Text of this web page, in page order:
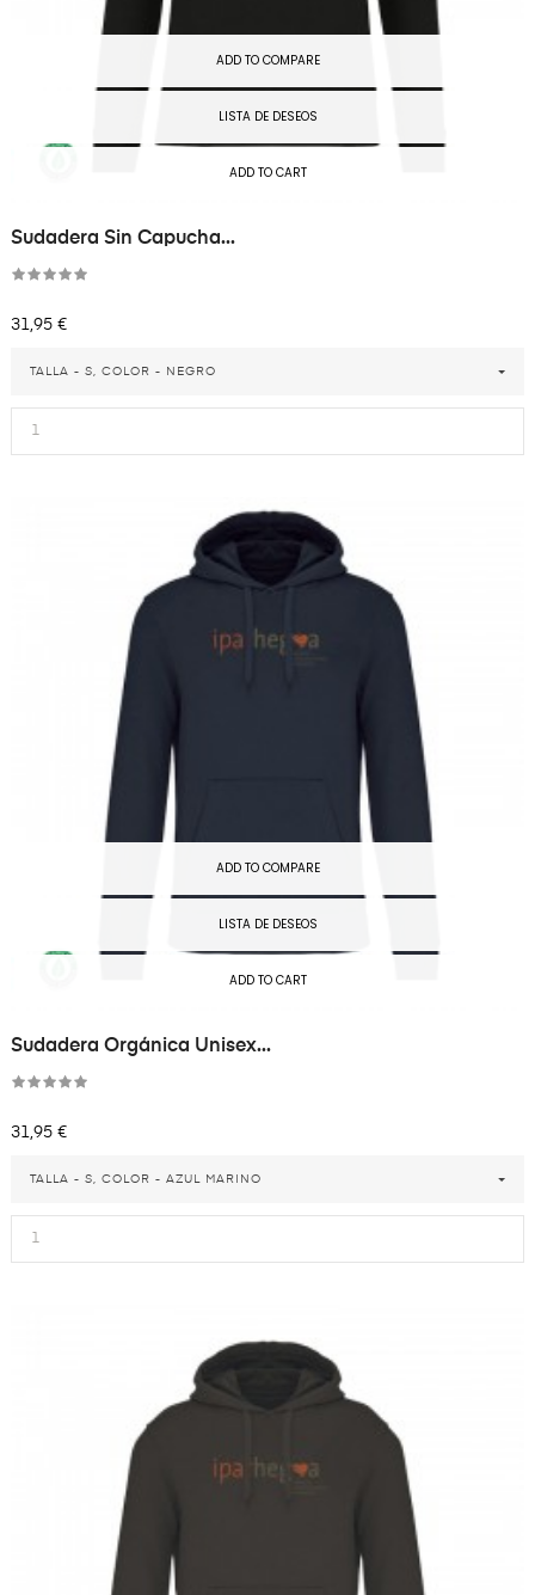
ADD TO COMPARE
LISTA DE DESEOS
ADD TO CART
Sudadera Sin Capucha...
Precio
31,95 €
TALLA - S, COLOR - NEGRO
ADD TO COMPARE
LISTA DE DESEOS
ADD TO CART
Sudadera Orgánica Unisex...
Precio
31,95 €
TALLA - S, COLOR - AZUL MARINO